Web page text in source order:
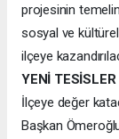
projesinin
sosyal ve
ilçeye
YENİ
İlçeye değer
Başkan